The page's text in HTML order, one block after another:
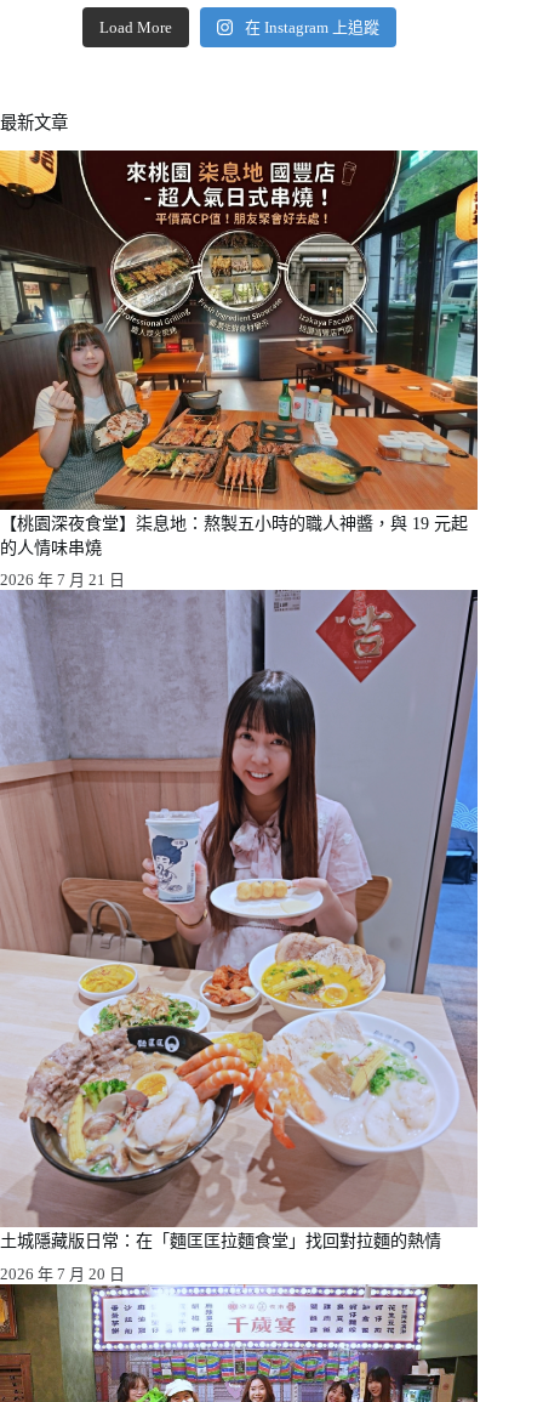
Load More 在 Instagram 上追蹤
最新文章
【桃園深夜食堂】柒息地：熬製五小時的職人神醬，與 19 元起
的人情味串燒
2026 年 7 月 21 日
土城隱藏版日常：在「麵匡匡拉麵食堂」找回對拉麵的熱情
2026 年 7 月 20 日